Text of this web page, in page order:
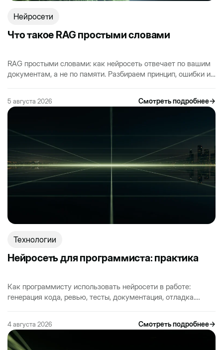
Нейросети
Что такое RAG простыми словами
RAG простыми словами: как нейросеть отвечает по вашим
документам, а не по памяти. Разбираем принцип, ошибки и
5 августа 2026 Смотреть подробнее→
Технологии
Нейросеть для программиста: практика
Как программисту использовать нейросети в работе:
генерация кода, ревью, тесты, документация, отладка.
4 августа 2026 Смотреть подробнее→